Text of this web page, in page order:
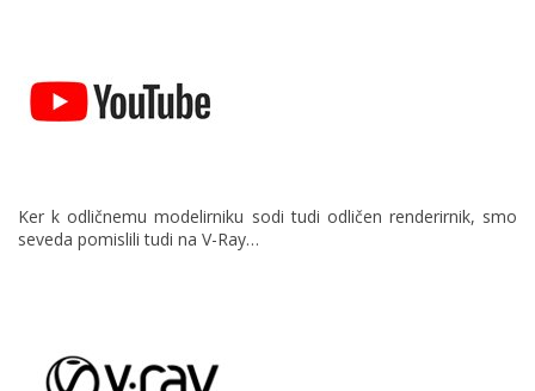
Ker k odličnemu modelirniku sodi tudi odličen renderirnik, smo
seveda pomislili tudi na V-Ray…